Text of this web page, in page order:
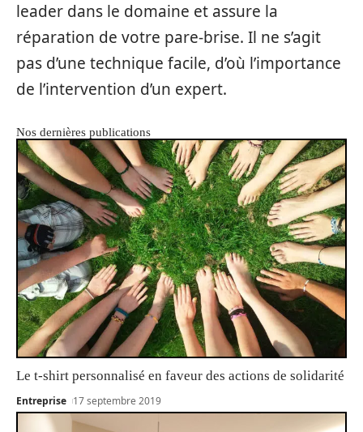
leader dans le domaine et assure la
réparation de votre pare-brise. Il ne s’agit
pas d’une technique facile, d’où l’importance
de l’intervention d’un expert.
Nos dernières publications
Le t-shirt personnalisé en faveur des actions de solidarité
Entreprise 17 septembre 2019